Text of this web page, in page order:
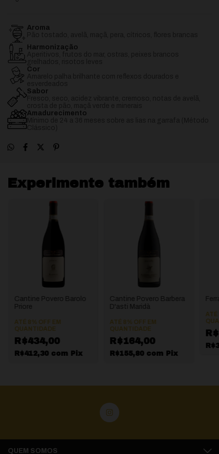
Aroma
Harmonização
Cor
Sabor
Amadurecimento
Experimente também
Cantine Povero Barolo
Priore
ATÉ 8% OFF EM
QUANTIDADE
R$434,00
R$412,30 com Pix
Cantine Povero Barbera
D'asti Maridà
ATÉ 8% OFF EM
QUANTIDADE
R$164,00
R$155,80 com Pix
ATÉ
QUEM SOMOS